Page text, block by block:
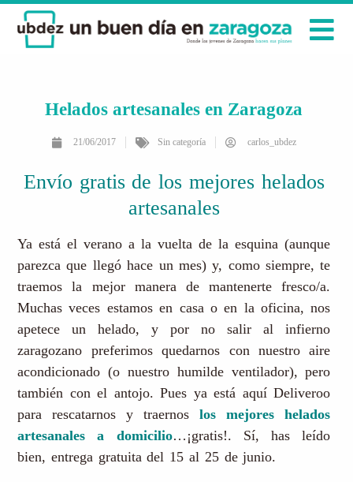
Helados artesanales en Zaragoza
21/06/2017 Sin categoría carlos_ubdez
Envío gratis de los mejores helados
artesanales
Ya está el verano a la vuelta de la esquina (aunque
parezca que llegó hace un mes) y, como siempre, te
traemos la mejor manera de mantenerte fresco/a.
Muchas veces estamos en casa o en la oficina, nos
apetece un helado, y por no salir al infierno
zaragozano preferimos quedarnos con nuestro aire
acondicionado (o nuestro humilde ventilador), pero
también con el antojo. Pues ya está aquí Deliveroo
para rescatarnos y traernoslos mejores helados
artesanales a domicilio…¡gratis!. Sí, has leído
bien, entrega gratuita del 15 al 25 de junio.